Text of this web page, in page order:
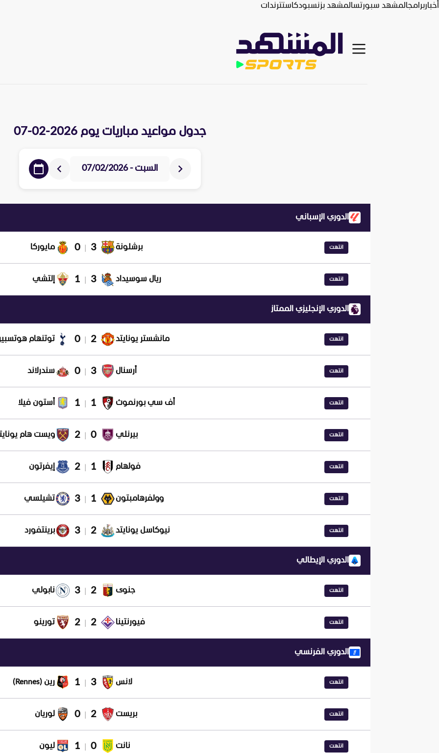
أخباربرامجالمشهد سبورتسالمشهد بزنسبودكاستترندات
جدول مواعيد مباريات يوم 2026-02-07
السبت - 07/02/2026
الدوري الإسباني
انتهت برشلونة 3
0 مايوركا
انتهت ريال سوسيداد 3
1 إلتشي
الدوري الإنجليزي الممتاز
انتهت مانشستر يونايتد 2
0 توتنهام
انتهت أرسنال 3
0 سندرلاند
انتهت أف سي بورنموث 1
1 أستون فيلا
انتهت بيرنلي 0
2 ويست هام
انتهت فولهام 1
2 إيفرتون
انتهت وولفرهامبتون 1
3 تشيلسي
انتهت نيوكاسل يونايتد 2
3 برينتفورد
الدوري الإيطالي
انتهت جنوى 2
3 نابولي
انتهت فيورنتينا 2
2 تورينو
الدوري الفرنسي
انتهت لانس 3
1 رين (Rennes)
انتهت بريست 2
0 لوريان
انتهت نانت 0
1 ليون